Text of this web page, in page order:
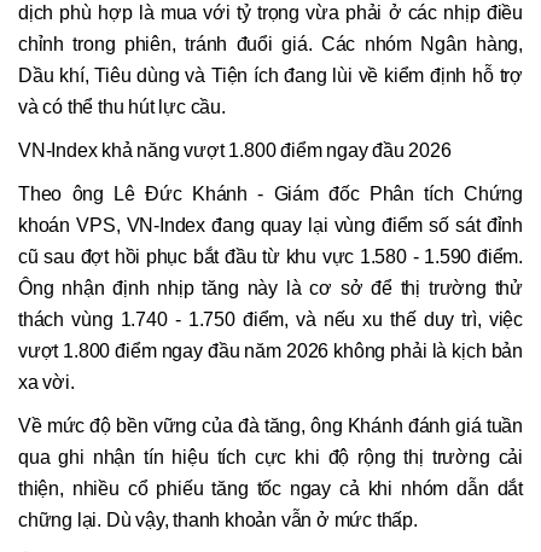
dịch phù hợp là mua với tỷ trọng vừa phải ở các nhịp điều
chỉnh trong phiên, tránh đuổi giá. Các nhóm Ngân hàng,
Dầu khí, Tiêu dùng và Tiện ích đang lùi về kiểm định hỗ trợ
và có thể thu hút lực cầu.
VN-Index khả năng vượt 1.800 điểm ngay đầu 2026
Theo ông Lê Đức Khánh - Giám đốc Phân tích Chứng
khoán VPS, VN-Index đang quay lại vùng điểm số sát đỉnh
cũ sau đợt hồi phục bắt đầu từ khu vực 1.580 - 1.590 điểm.
Ông nhận định nhịp tăng này là cơ sở để thị trường thử
thách vùng 1.740 - 1.750 điểm, và nếu xu thế duy trì, việc
vượt 1.800 điểm ngay đầu năm 2026 không phải là kịch bản
xa vời.
Về mức độ bền vững của đà tăng, ông Khánh đánh giá tuần
qua ghi nhận tín hiệu tích cực khi độ rộng thị trường cải
thiện, nhiều cổ phiếu tăng tốc ngay cả khi nhóm dẫn dắt
chững lại. Dù vậy, thanh khoản vẫn ở mức thấp.